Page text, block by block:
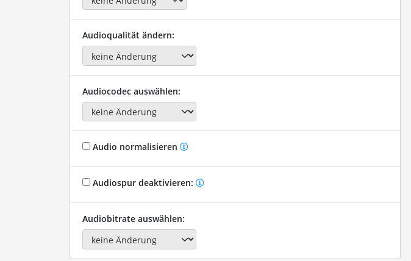
Audioqualität ändern:
Audiocodec auswählen:
Audio normalisieren
Audiospur deaktivieren:
Audiobitrate auswählen: